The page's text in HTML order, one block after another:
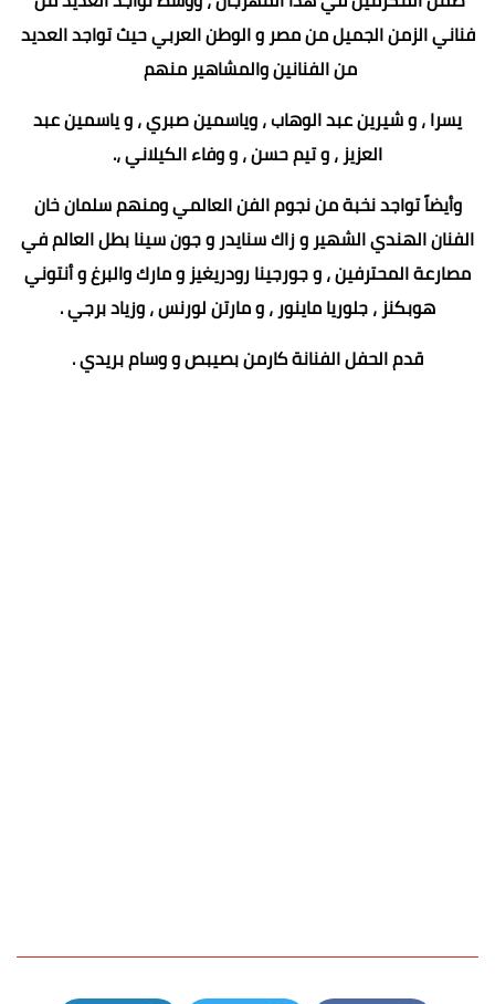
فناني الزمن الجميل من مصر و الوطن العربي حيث تواجد العديد
من الفنانين والمشاهير منهم
يسرا ، و شيرين عبد الوهاب ، وياسمين صبري ، و ياسمين عبد
العزيز ، و تيم حسن ، و وفاء الكيلاني ،.
وأيضاً تواجد نخبة من نجوم الفن العالمي ومنهم سلمان خان
الفنان الهندي الشهير و زاك سنايدر و جون سينا بطل العالم في
مصارعة المحترفين ، و جورجينا رودريغيز و مارك والبرغ و أنتوني
هوبكنز ، جلوريا ماينور ، و مارتن لورنس ، وزياد برجي .
قدم الحفل الفنانة كارمن بصيبص و وسام بريدي .